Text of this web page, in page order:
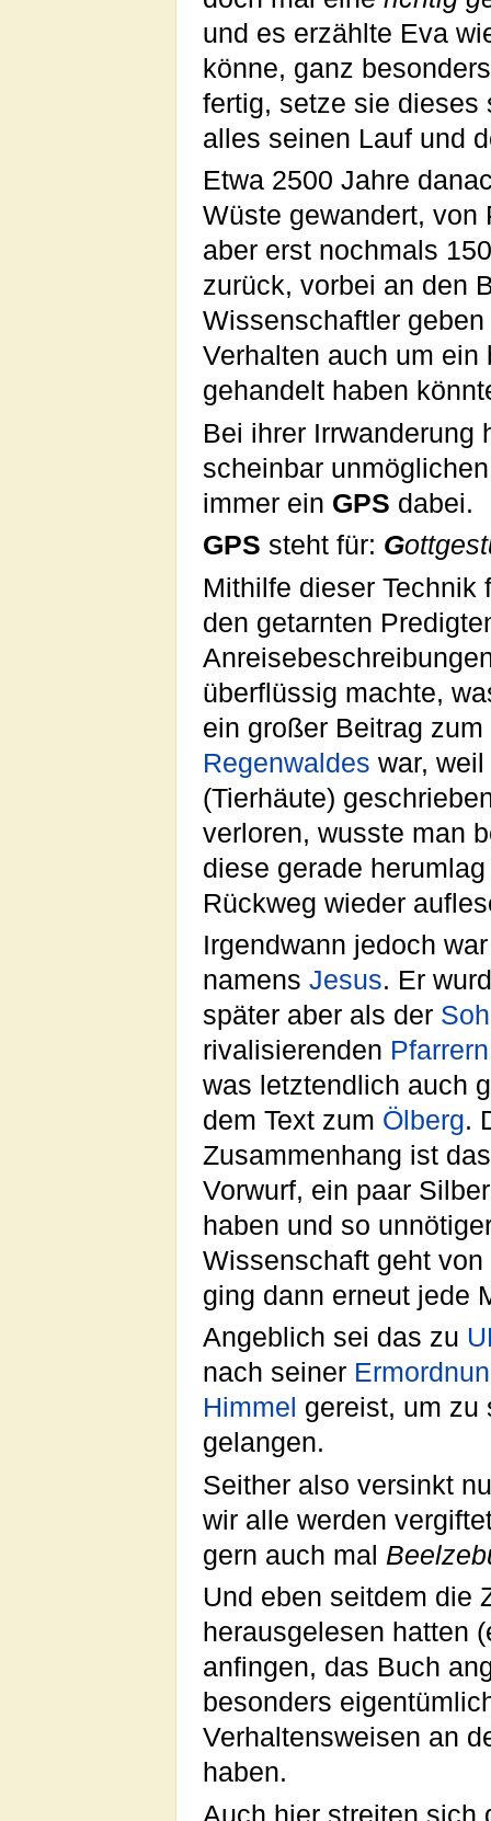
und es erzählte Eva
könne, ganz
fertig, setze sie
alles seinen Lauf und
Etwa 2500 Jahre
Wüste gewandert, von
aber erst nochmals
zurück, vorbei an den
Wissenschaftler
Verhalten auch um
gehandelt haben
Bei ihrer Irrwanderung
scheinbar
immer ein GPS dabei.
GPS steht für: G
Mithilfe dieser
den getarnten
überflüssig machte,
ein großer Beitrag zum
Regenwaldes war,
(Tierhäute)
verloren, wusste man
diese gerade
Rückweg wieder
Irgendwann jedoch
namens Jesus. Er
später aber als der
rivalisierenden Pfarrern
was letztendlich auch
dem Text zum Ölberg.
Zusammenhang ist
Vorwurf, ein paar
haben und so
Wissenschaft geht
ging dann erneut jede
Angeblich sei das zu
nach seiner
Himmel gereist, um zu
gelangen.
Seither also versinkt
wir alle werden
gern auch mal
Und eben seitdem die
herausgelesen hatten
anfingen, das Buch
besonders
Verhaltensweisen an
haben.
Auch hier streiten sich